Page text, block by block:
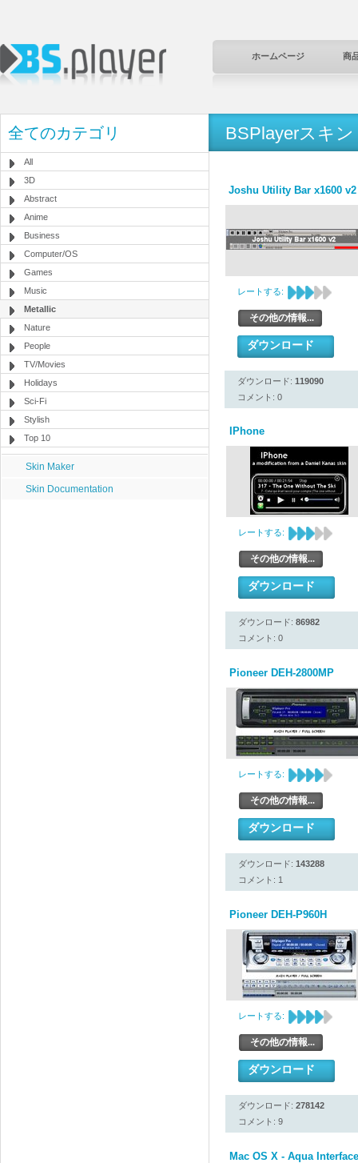
ホームページ 商
全てのカテゴリ
All
3D
Abstract
Anime
Business
Computer/OS
Games
Music
Metallic
Nature
People
TV/Movies
Holidays
Sci-Fi
Stylish
Top 10
Skin Maker
Skin Documentation
BSPlayerスキン
Joshu Utility Bar x1600 v2
レートする:
その他の情報...
ダウンロード
ダウンロード: 119090
コメント: 0
IPhone
レートする:
その他の情報...
ダウンロード
ダウンロード: 86982
コメント: 0
Pioneer DEH-2800MP
レートする:
その他の情報...
ダウンロード
ダウンロード: 143288
コメント: 1
Pioneer DEH-P960H
レートする:
その他の情報...
ダウンロード
ダウンロード: 278142
コメント: 9
Mac OS X - Aqua